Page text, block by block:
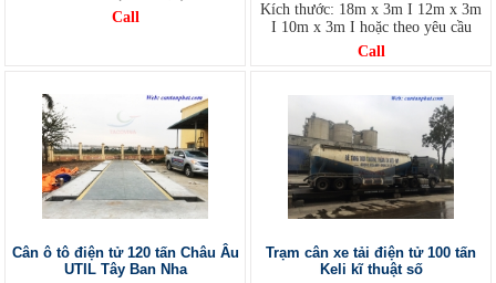
Call
Kích thước: 18m x 3m I 12m x 3m
I 10m x 3m I hoặc theo yêu cầu
Call
Cân ô tô điện tử 120 tấn Châu Âu
UTIL Tây Ban Nha
Trạm cân xe tải điện tử 100 tấn
Keli kĩ thuật số